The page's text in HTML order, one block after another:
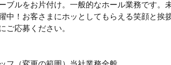
ブルをお片付け。一般的なホール業務です。
中！お客さまにホッとしてもらえる笑顔と挨
ご応募ください。